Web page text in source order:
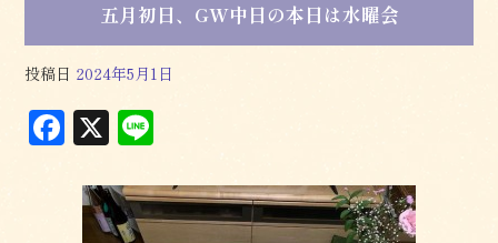
五月初日、GW中日の本日は水曜会
投稿日 2024年5月1日
F
c
X
e